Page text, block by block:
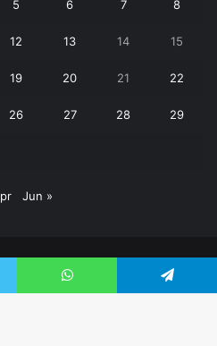
5 6 7 8
12 13 14 15
19 20 21 22
26 27 28 29
Jun »
Reserved | Janpaksh Times |
उत्तराखंड खेल वीडियो Contact Us
WhatsApp Telegram